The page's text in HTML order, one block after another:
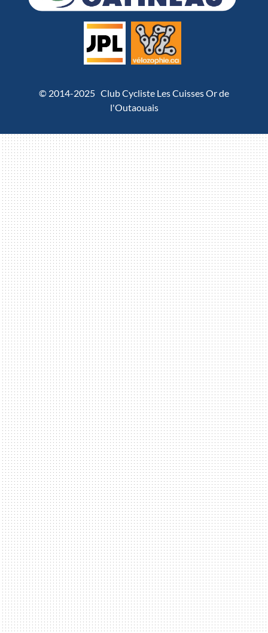
© 2014-2025 Club Cycliste Les Cuisses Or de
l'Outaouais